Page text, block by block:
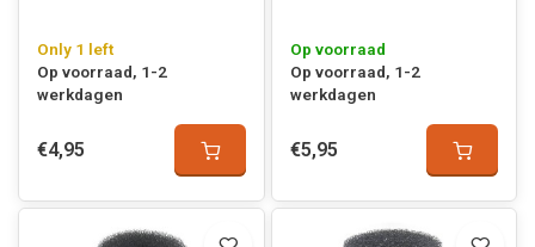
Only 1 left
Op voorraad, 1-2
werkdagen
€4,95
Op voorraad
Op voorraad, 1-2
werkdagen
€5,95